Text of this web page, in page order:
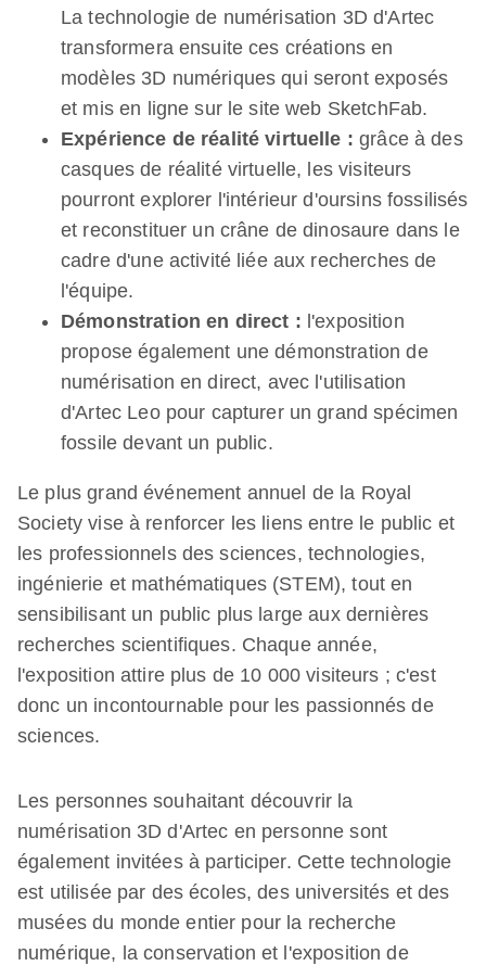
La technologie de numérisation 3D d'Artec
transformera ensuite ces créations en
modèles 3D numériques qui seront exposés
et mis en ligne sur le site web SketchFab.
Expérience de réalité virtuelle : grâce à des
casques de réalité virtuelle, les visiteurs
pourront explorer l'intérieur d'oursins fossilisés
et reconstituer un crâne de dinosaure dans le
cadre d'une activité liée aux recherches de
l'équipe.
Démonstration en direct : l'exposition
propose également une démonstration de
numérisation en direct, avec l'utilisation
d'Artec Leo pour capturer un grand spécimen
fossile devant un public.
Le plus grand événement annuel de la Royal
Society vise à renforcer les liens entre le public et
les professionnels des sciences, technologies,
ingénierie et mathématiques (STEM), tout en
sensibilisant un public plus large aux dernières
recherches scientifiques. Chaque année,
l'exposition attire plus de 10 000 visiteurs ; c'est
donc un incontournable pour les passionnés de
sciences.
Les personnes souhaitant découvrir la
numérisation 3D d'Artec en personne sont
également invitées à participer. Cette technologie
est utilisée par des écoles, des universités et des
musées du monde entier pour la recherche
numérique, la conservation et l'exposition de